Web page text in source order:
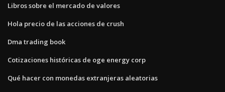
Libros sobre el mercado de valores
Hola precio de las acciones de crush
Dma trading book
Cotizaciones históricas de oge energy corp
Qué hacer con monedas extranjeras aleatorias